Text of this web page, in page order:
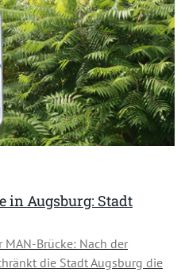
in Augsburg: Stadt
Brücke: Nach der
die Stadt Augsburg die